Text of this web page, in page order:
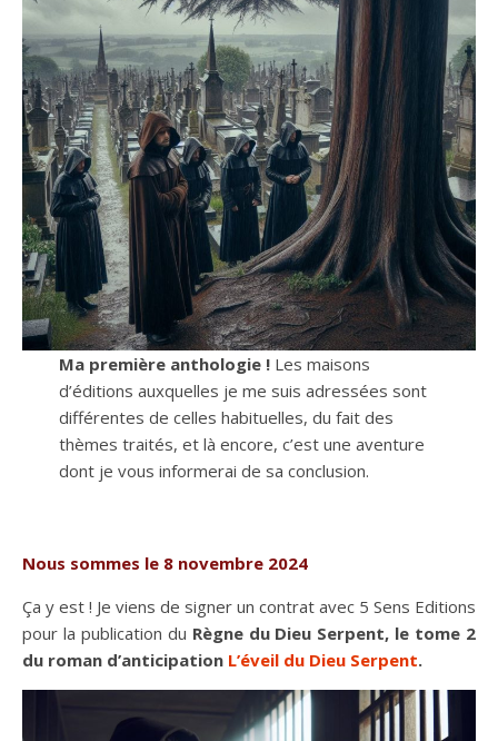
Ma première anthologie !Les maisons
d’éditions auxquelles je me suis adressées sont
différentes de celles habituelles, du fait des
thèmes traités, et là encore, c’est une aventure
dont je vous informerai de sa conclusion.
Nous sommes le 8 novembre 2024
Ça y est ! Je viens de signer un contrat avec 5 Sens Editions
pour la publication du Règne du Dieu Serpent, le tome 2
du roman d’anticipation L’éveil du Dieu Serpent.